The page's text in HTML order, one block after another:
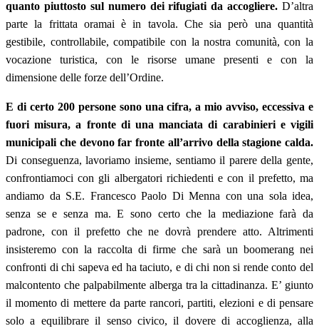
quanto piuttosto sul numero dei rifugiati da accogliere. D’altra
parte la frittata oramai è in tavola. Che sia però una quantità
gestibile, controllabile, compatibile con la nostra comunità, con la
vocazione turistica, con le risorse umane presenti e con la
dimensione delle forze dell’Ordine.
E di certo 200 persone sono una cifra, a mio avviso, eccessiva e
fuori misura, a fronte di una manciata di carabinieri e vigili
municipali che devono far fronte all’arrivo della stagione calda.
Di conseguenza, lavoriamo insieme, sentiamo il parere della gente,
confrontiamoci con gli albergatori richiedenti e con il prefetto, ma
andiamo da S.E. Francesco Paolo Di Menna con una sola idea,
senza se e senza ma. E sono certo che la mediazione farà da
padrone, con il prefetto che ne dovrà prendere atto. Altrimenti
insisteremo con la raccolta di firme che sarà un boomerang nei
confronti di chi sapeva ed ha taciuto, e di chi non si rende conto del
malcontento che palpabilmente alberga tra la cittadinanza. E’ giunto
il momento di mettere da parte rancori, partiti, elezioni e di pensare
solo a equilibrare il senso civico, il dovere di accoglienza, alla